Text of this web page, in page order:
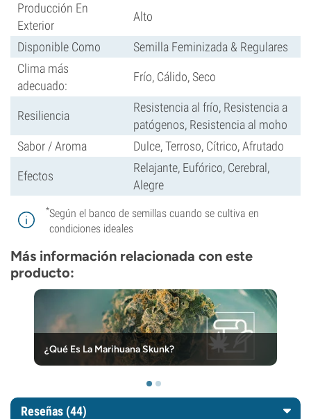
Producción En
Exterior
Alto
Disponible Como
Semilla Feminizada & Regulares
Clima más
adecuado:
Frío, Cálido, Seco
Resiliencia
Resistencia al frío, Resistencia a
patógenos, Resistencia al moho
Sabor / Aroma
Dulce, Terroso, Cítrico, Afrutado
Efectos
Relajante, Eufórico, Cerebral,
Alegre
*Según el banco de semillas cuando se cultiva en
condiciones ideales
Más información relacionada con este
producto:
¿Qué Es La Marihuana Skunk?
Reseñas (44)